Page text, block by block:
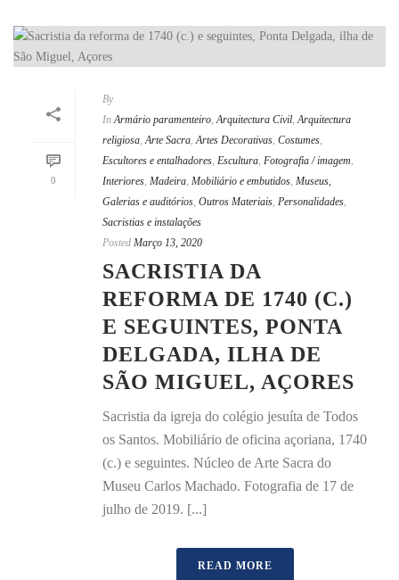
0
By
In Armário paramenteiro,Arquitectura Civil,Arquitectura
religiosa,Arte Sacra,Artes Decorativas, Costumes,
Escultores e entalhadores, Escultura, Fotografia / imagem,
Interiores, Madeira, Mobiliário e embutidos, Museus,
Galerias e auditórios, Outros Materiais, Personalidades,
Sacristias e instalações
Posted Março 13, 2020
SACRISTIA DA
REFORMA DE 1740 (C.)
E SEGUINTES, PONTA
DELGADA, ILHA DE
SÃO MIGUEL, AÇORES
Sacristia da igreja do colégio jesuíta de Todos
os Santos. Mobiliário de oficina açoriana, 1740
(c.) e seguintes. Núcleo de Arte Sacra do
Museu Carlos Machado. Fotografia de 17 de
julho de 2019. [...]
READ MORE